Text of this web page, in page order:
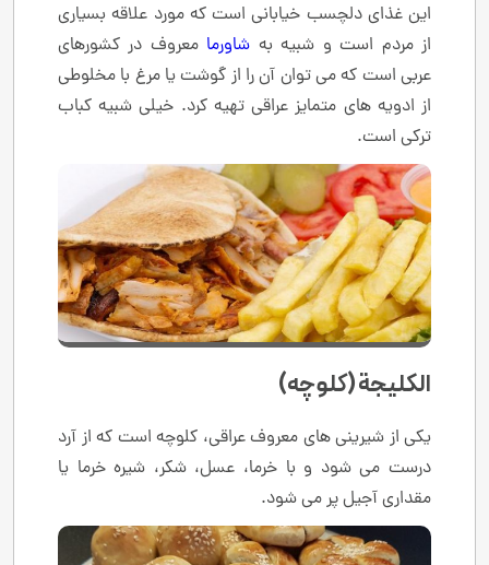
این غذای دلچسب خیابانی است که مورد علاقه بسیاری
از مردم است و شبیه به شاورما معروف در کشورهای
عربی است که می توان آن را از گوشت یا مرغ با مخلوطی
از ادویه های متمایز عراقی تهیه کرد. خیلی شبیه کباب
ترکی است.
الكليجة (کلوچه)
یکی از شیرینی های معروف عراقی، کلوچه است که از آرد
درست می شود و با خرما، عسل، شکر، شیره خرما یا
مقداری آجیل پر می شود.